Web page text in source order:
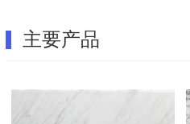
主要产品